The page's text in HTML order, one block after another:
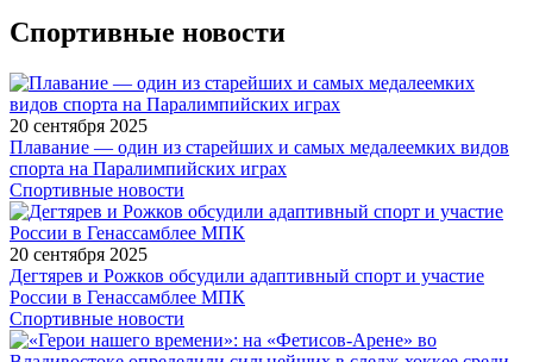
Спортивные новости
20 сентября 2025
Плавание — один из старейших и самых медалеемких видов
спорта на Паралимпийских играх
Спортивные новости
20 сентября 2025
Дегтярев и Рожков обсудили адаптивный спорт и участие
России в Генассамблее МПК
Спортивные новости